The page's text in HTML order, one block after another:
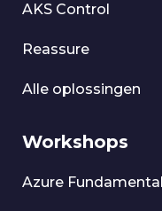
AKS Control
Reassure
Alle oplossingen
Workshops
Azure